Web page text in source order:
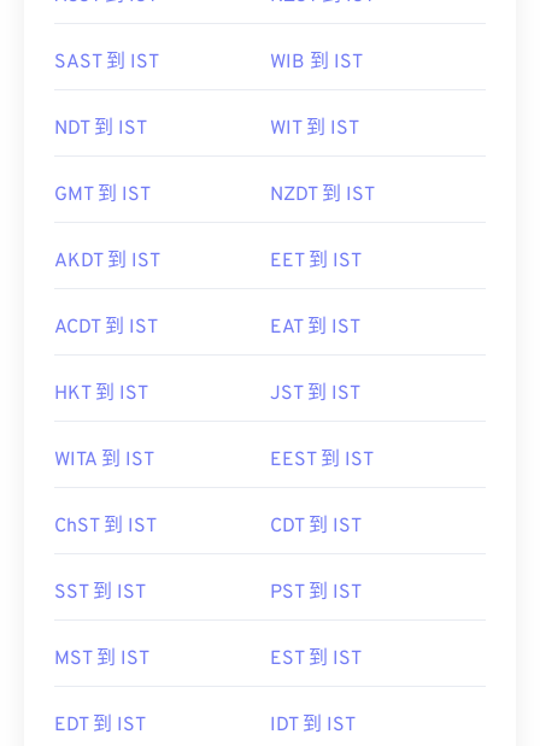
SAST 到 IST WIB 到 IST
NDT 到 IST WIT 到 IST
GMT 到 IST NZDT 到 IST
AKDT 到 IST EET 到 IST
ACDT 到 IST EAT 到 IST
HKT 到 IST JST 到 IST
WITA 到 IST EEST 到 IST
ChST 到 IST CDT 到 IST
SST 到 IST PST 到 IST
MST 到 IST EST 到 IST
EDT 到 IST IDT 到 IST